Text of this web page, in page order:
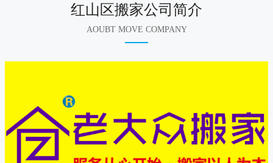
红山区搬家公司简介
AOUBT MOVE COMPANY